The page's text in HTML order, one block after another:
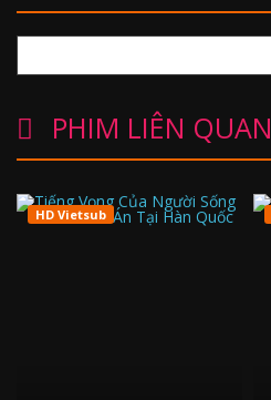
Justin Waller
Ed Matthews
PHIM LIÊN QUAN
HD Vietsub